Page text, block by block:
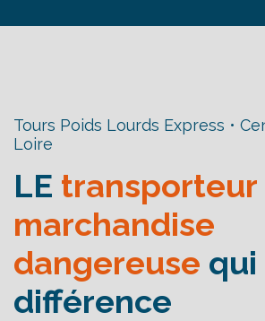
Tours Poids Lourds Express •
Loire
LE transporteur
marchandise
dangereuse qui
différence